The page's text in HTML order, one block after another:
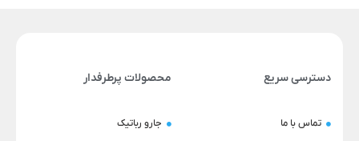
دسترسی سریع
تماس با ما
محصولات پرطرفدار
جارو رباتیک